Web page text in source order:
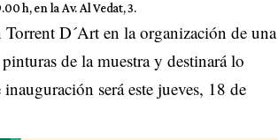
h, en la Av. Al Vedat, 3.
D´Art en la organización de una
de la muestra y destinará lo
será este jueves, 18 de